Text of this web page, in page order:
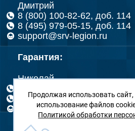
Дмитрий
8 (800) 100-82-62, доб. 114
8 (495) 979-05-15, доб. 114
support@srv-legion.ru
Гарантия:
Николай
8 (495) 979-05-15, доб. 126
rma@srv-legion.ru
Продолжая использовать
использование файлов
Политикой обработки